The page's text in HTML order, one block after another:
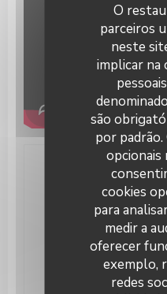
O
parceiros
neste
implicar na
são
por
opcionais
cookies
para
medir a
oferecer
exemplo,
redes